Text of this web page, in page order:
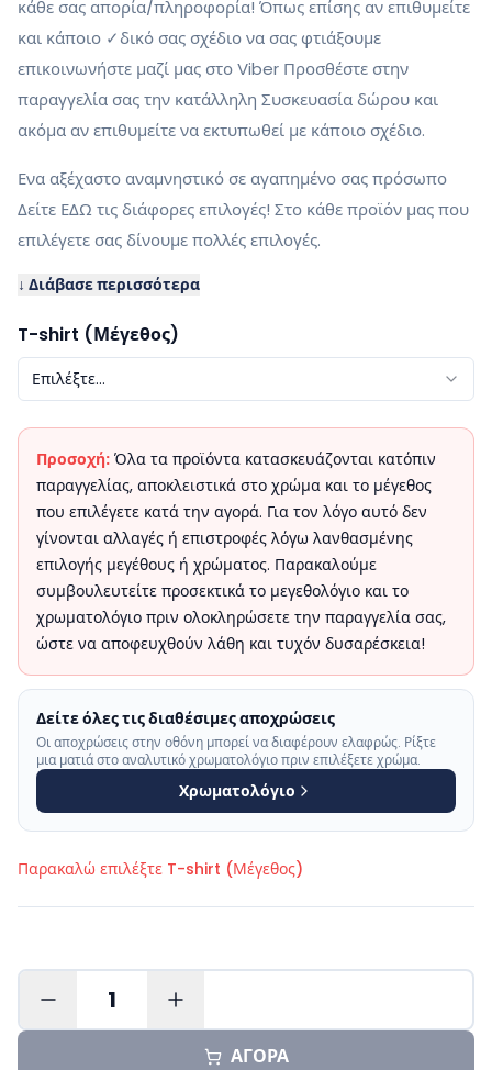
κάθε σας απορία/πληροφορία! Όπως επίσης αν επιθυμείτε
και κάποιο ✓δικό σας σχέδιο να σας φτιάξουμε
επικοινωνήστε μαζί μας στο Viber Προσθέστε στην
παραγγελία σας την κατάλληλη Συσκευασία δώρου και
ακόμα αν επιθυμείτε να εκτυπωθεί με κάποιο σχέδιο.
Ενα αξέχαστο αναμνηστικό σε αγαπημένο σας πρόσωπο
Δείτε ΕΔΩ τις διάφορες επιλογές! Στο κάθε προϊόν μας που
επιλέγετε σας δίνουμε πολλές επιλογές.
↓ Διάβασε περισσότερα
T-shirt (Μέγεθος)
Επιλέξτε...
Προσοχή: Όλα τα προϊόντα κατασκευάζονται κατόπιν
παραγγελίας, αποκλειστικά στο χρώμα και το μέγεθος
που επιλέγετε κατά την αγορά. Για τον λόγο αυτό δεν
γίνονται αλλαγές ή επιστροφές λόγω λανθασμένης
επιλογής μεγέθους ή χρώματος. Παρακαλούμε
συμβουλευτείτε προσεκτικά το μεγεθολόγιο και το
χρωματολόγιο πριν ολοκληρώσετε την παραγγελία σας,
ώστε να αποφευχθούν λάθη και τυχόν δυσαρέσκεια!
Δείτε όλες τις διαθέσιμες αποχρώσεις
Οι αποχρώσεις στην οθόνη μπορεί να διαφέρουν ελαφρώς. Ρίξτε
μια ματιά στο αναλυτικό χρωματολόγιο πριν επιλέξετε χρώμα.
Χρωματολόγιο
Παρακαλώ επιλέξτε T-shirt (Μέγεθος)
1
ΑΓΟΡΑ